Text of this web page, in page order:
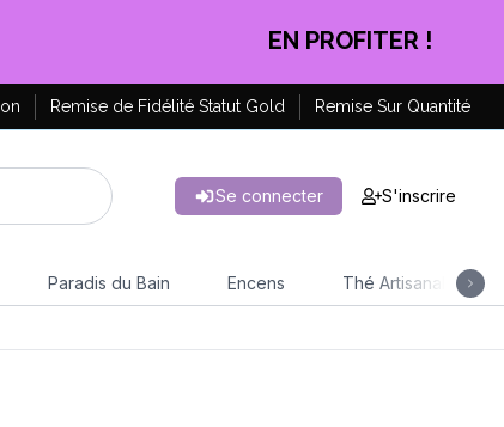
EN PROFITER !
Remise de Fidélité Statut Gold Remise Sur Quantité
Se connecter S'inscrire
Paradis du Bain Encens Thé Artisanal